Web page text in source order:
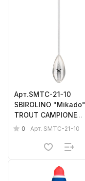
Арт.SMTC-21-10
SBIROLINO "Mikado"
TROUT CAMPIONE
Sinking 10 g ( 2 шт.)
0 Арт. SMTC-21-10